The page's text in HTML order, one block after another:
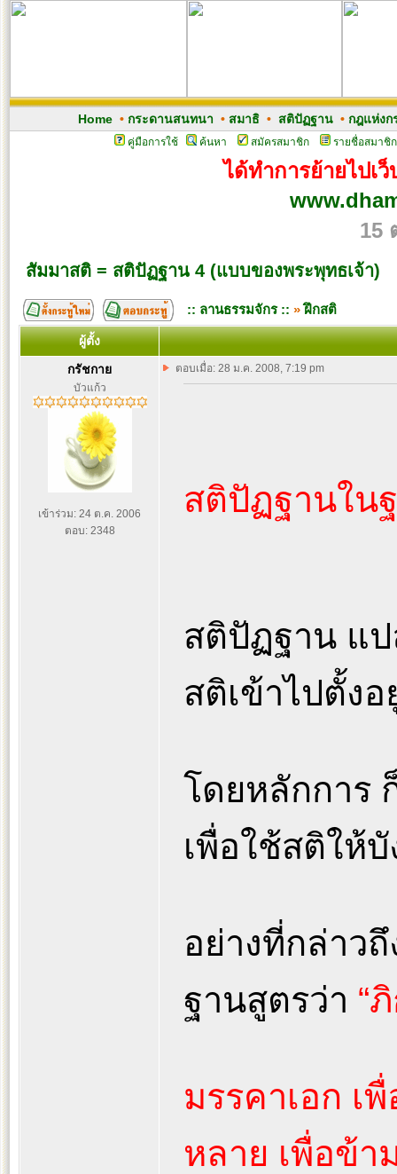
Home• กระดานสนทนา • สมาธิ• สติปัฏฐาน• กฎแห่งก
คู่มือการใช้ ค้นหา สมัครสมาชิก รายชื่อสมาชิก
ได้ทำการย้ายไปเ
15
สัมมาสติ = สติปัฏฐาน 4 (แบบของพระพุทธเจ้า)
:: ลานธรรมจักร :: »ฝึกสติ
ผู้ตั้ง
กรัชกาย
บัวแก้ว
เข้าร่วม: 24 ต.ค. 2006
ตอบ: 2348
ตอบเมื่อ: 28 ม.ค. 2008, 7:19 pm
สติปัฏฐานใน
สติปัฏฐาน แป
สติเข้าไปตั้ง
โดยหลักการ
เพื่อใช้สติให้
อย่างที่กล่าว
ฐานสูตรว่า “
มรรคาเอก เ
หลาย เพื่อข้า